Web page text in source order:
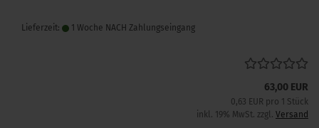
Lieferzeit: 1 Woche NACH Zahlungseingang
63,00 EUR
0,63 EUR pro 1 Stück
inkl. 19% MwSt. zzgl. Versand